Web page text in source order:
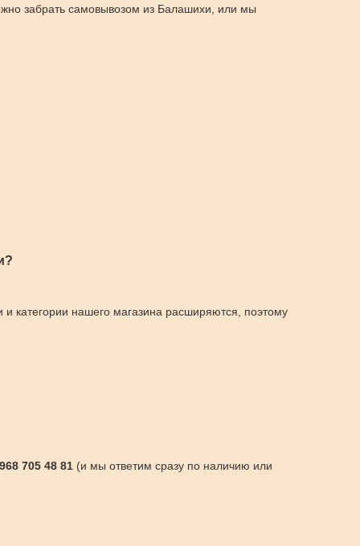
забрать самовывозом из Балашихи, или мы
категории нашего магазина расширяются, поэтому
705 48 81 (и мы ответим сразу по наличию или